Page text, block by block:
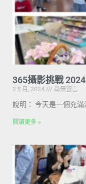
365攝影挑戰
2 5 月, 2024
尚無留言
說明： 今天是一個充
閱讀更多 »